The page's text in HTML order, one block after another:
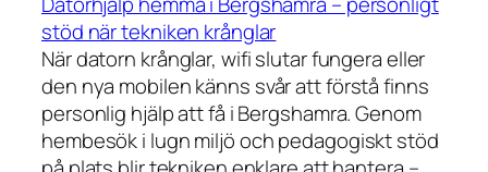
stöd när tekniken krånglar
När datorn krånglar, wifi slutar fungera eller
den nya mobilen känns svår att förstå finns
personlig hjälp att få i Bergshamra. Genom
hembesök i lugn miljö och pedagogiskt stöd